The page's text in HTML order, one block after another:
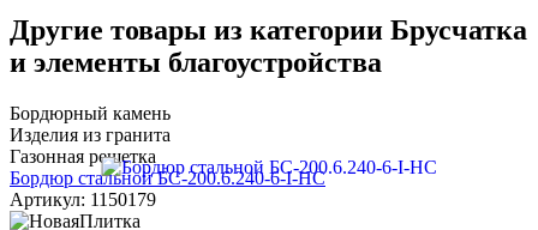
Другие товары из категории Брусчатка
и элементы благоустройства
Бордюрный камень
Изделия из гранита
Газонная решетка
Бордюр стальной БС-200.6.240-6-I-НС
Артикул: 1150179